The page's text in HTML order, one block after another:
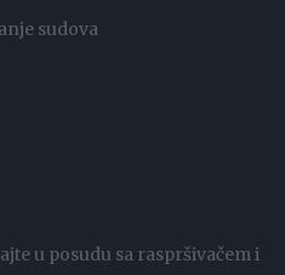
sudova
u posudu sa raspršivačem i